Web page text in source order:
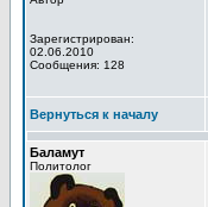
Зарегистрирован:
02.06.2010
Сообщения: 128
Вернуться к началу
Баламут
Политолог